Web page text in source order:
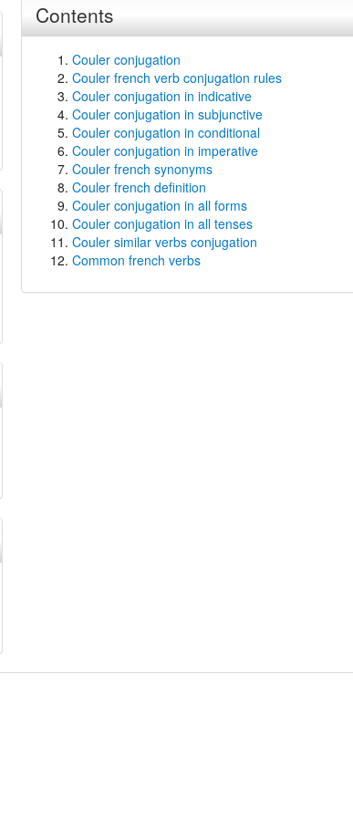
Contents
Couler conjugation
Couler french verb conjugation rules
Couler conjugation in indicative
Couler conjugation in subjunctive
Couler conjugation in conditional
Couler conjugation in imperative
Couler french synonyms
Couler french definition
Couler conjugation in all forms
Couler conjugation in all tenses
Couler similar verbs conjugation
Common french verbs